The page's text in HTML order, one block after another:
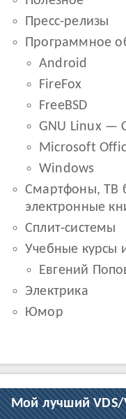
Пресс-релизы
Программное
Android
FireFox
FreeBSD
GNU Linux —
Microsoft
Windows
Смартфоны, ТВ
электронные
Сплит-системы
Учебные курсы
Евгений
Электрика
Юмор
Мой лучший VDS/